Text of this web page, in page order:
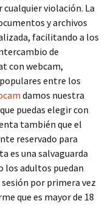
violación. La
y archivos
facilitando a los
de
con webcam,
entre los
damos nuestra
puedas elegir con
también que el
reservado para
es una salvaguarda
adultos puedan
por primera vez
que es mayor de 18